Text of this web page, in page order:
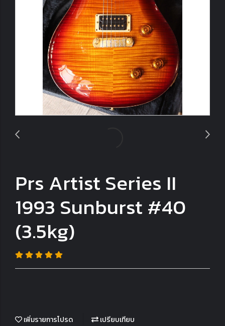
Prs Artist Series II
1993 Sunburst #40
(3.5kg)
เพิ่มรายการโปรด เปรียบเทียบ